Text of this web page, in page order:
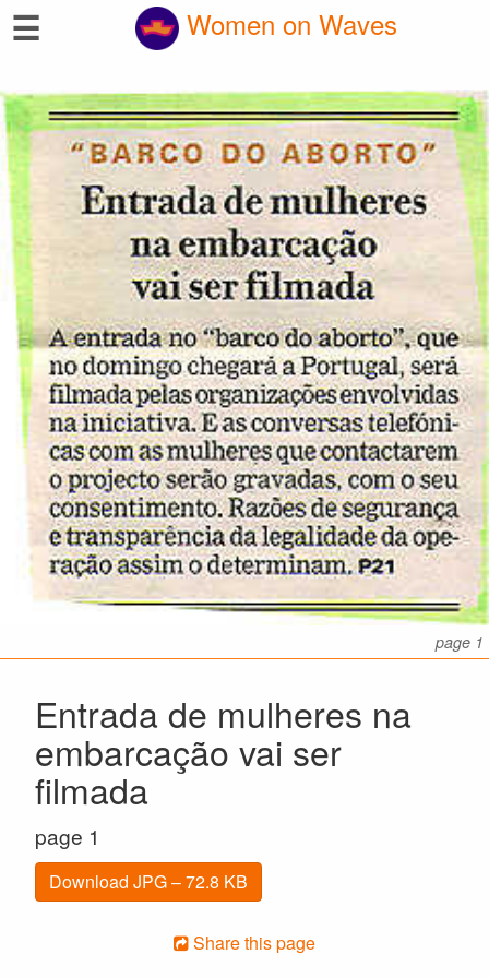
☰ Women on Waves
page 1
Entrada de mulheres na
embarcação vai ser
filmada
page 1
Download JPG – 72.8 KB
Share this page